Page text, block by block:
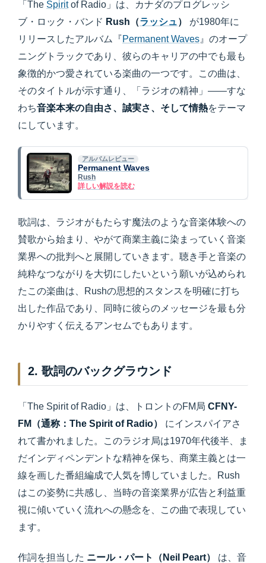
「The Spiritof Radio」は、カナダのプログレッシ
ブ・ロック・バンド Rush（ラッシュ）
が1980年に
リリースしたアルバム『Permanent Waves 』のオープ
ニングトラックであり、彼らのキャリアの中でも最も
象徴的かつ愛されている楽曲の一つです。この曲は、
そのタイトルが示す通り、「ラジオの精神」――すな
わち音楽本来の自由さ、誠実さ、そして情熱をテーマ
にしています。
アルバムレビュー
Permanent Waves
Rush
詳しい解説を読む
歌詞は、ラジオがもたらす魔法のような音楽体験への
賛歌から始まり、やがて商業主義に染まっていく音楽
業界への批判へと展開していきます。聴き手と音楽の
純粋なつながりを大切にしたいという願いが込められ
たこの楽曲は、Rushの思想的スタンスを明確に打ち
出した作品であり、同時に彼らのメッセージを最も分
かりやすく伝えるアンセムでもあります。
2. 歌詞のバックグラウンド
「The Spirit of Radio」は、トロントのFM局 CFNY-
FM（通称：The Spirit of Radio）
にインスパイアさ
れて書かれました。このラジオ局は1970年代後半、ま
だインディペンデントな精神を保ち、商業主義とは一
線を画した番組編成で人気を博していました。Rush
はこの姿勢に共感し、当時の音楽業界が広告と利益重
視に傾いていく流れへの懸念を、この曲で表現してい
ます。
作詞を担当した ニール・パート（Neil Peart）
は、音